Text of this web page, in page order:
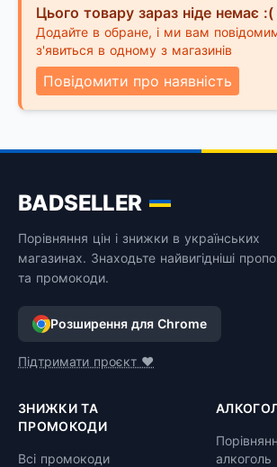
Цього товару зараз ніде немає :(
Додайте в обране, і ми вам
з'явиться в одному з магазинів
Повідомити про наявність
BADSELLER
Порівняння цін і знижки в українських
магазинах. Знаходьте найвигідніші
та промокоди.
Розширення для Chrome
Підтримати проєкт ❤️
ЗНИЖКИ ТА
ПРОМОКОДИ
Всі промокоди
алкоголь